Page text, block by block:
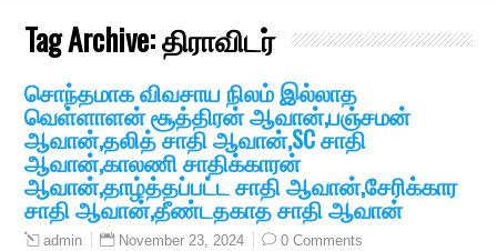
Tag Archive:திராவிடர்
சொந்தமாக விவசாய நிலம் இல்லாத
வெள்ளாளன் சூத்திரன் ஆவான்,பஞ்சமன்
ஆவான்,தலித் சாதி ஆவான்,SC சாதி
ஆவான்,காலணி சாதிக்காரன்
ஆவான்,தாழ்த்தப்பட்ட சாதி ஆவான்,சேரிக்கார
சாதி ஆவான்,தீண்டதகாத சாதி ஆவான்
admin November 23, 2024 0 Comments